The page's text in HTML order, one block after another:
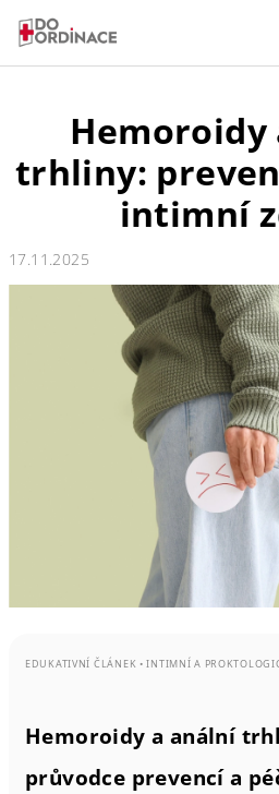
obsah
Hemoroidy
trhliny:
intimní
17.11.2025
EDUKATIVNÍ ČLÁNEK • INTIMNÍ A
Hemoroidy a anální
průvodce prevencí a